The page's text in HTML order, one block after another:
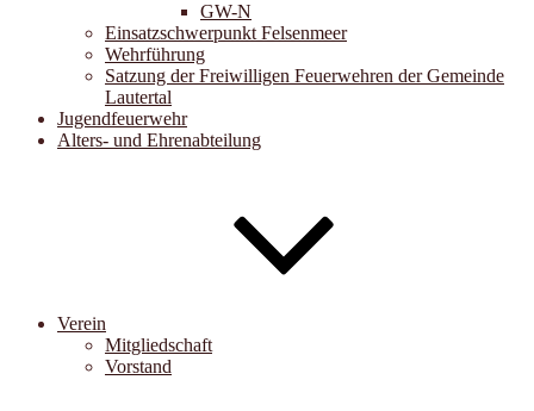
GW-N
Einsatzschwerpunkt Felsenmeer
Wehrführung
Satzung der Freiwilligen Feuerwehren der Gemeinde
Lautertal
Jugendfeuerwehr
Alters- und Ehrenabteilung
Verein
Mitgliedschaft
Vorstand